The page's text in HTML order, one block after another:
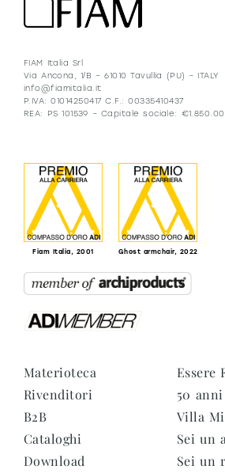
FIAM Italia Srl
Via Ancona, 1/B – 61010 Tavullia (PU) – ITALY
info@fiamitalia.it
P.IVA: 01014250417 C.F.: 00335410437
REA: PS 101539 – Capitale sociale:
Fiam Italia, 2001 Ghost armchair, 2022
Materioteca
Rivenditori
B2B
Cataloghi
Download
Essere
50
Villa
Sei un
Sei un